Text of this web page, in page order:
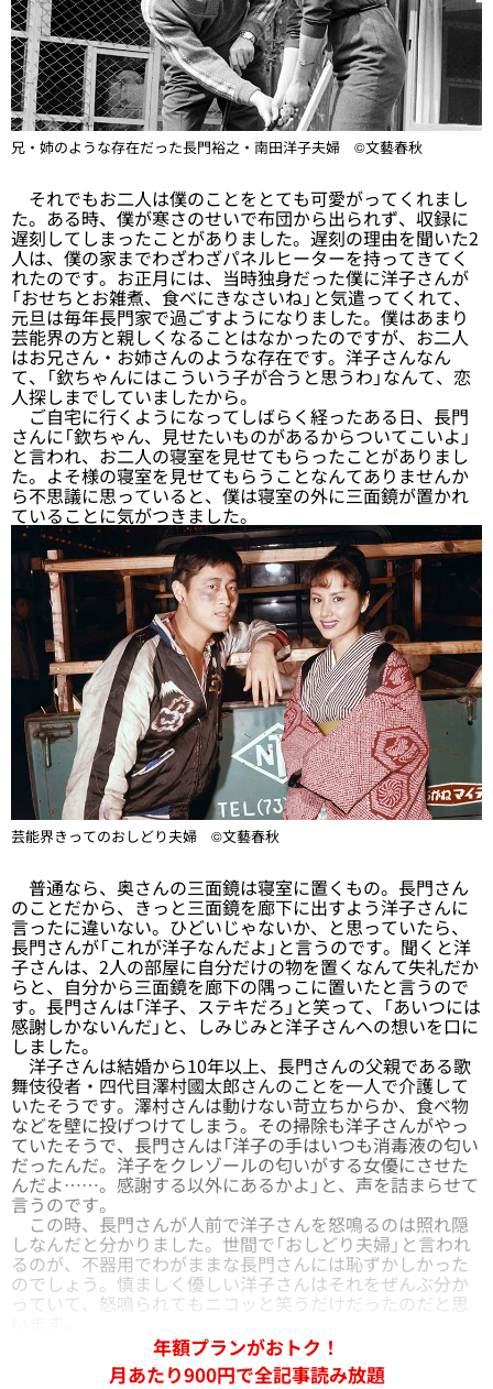
兄・姉のような存在だった長門裕之・南田洋子夫婦 ©文藝春秋
それでもお二人は僕のことをとても可愛がってくれまし
た。ある時、僕が寒さのせいで布団から出られず、収録に
遅刻してしまったことがありました。遅刻の理由を聞いた2
人は、僕の家までわざわざパネルヒーターを持ってきてく
れたのです。お正月には、当時独身だった僕に洋子さんが
「おせちとお雑煮、食べにきなさいね」と気遣ってくれて、
元旦は毎年長門家で過ごすようになりました。僕はあまり
芸能界の方と親しくなることはなかったのですが、お二人
はお兄さん・お姉さんのような存在です。洋子さんなん
て、「欽ちゃんにはこういう子が合うと思うわ」なんて、恋
人探しまでしていましたから。
ご自宅に行くようになってしばらく経ったある日、長門
さんに「欽ちゃん、見せたいものがあるからついてこいよ」
と言われ、お二人の寝室を見せてもらったことがありまし
た。よそ様の寝室を見せてもらうことなんてありませんか
ら不思議に思っていると、僕は寝室の外に三面鏡が置かれ
ていることに気がつきました。
芸能界きってのおしどり夫婦 ©文藝春秋
普通なら、奥さんの三面鏡は寝室に置くもの。長門さん
のことだから、きっと三面鏡を廊下に出すよう洋子さんに
言ったに違いない。ひどいじゃないか、と思っていたら、
長門さんが「これが洋子なんだよ」と言うのです。聞くと洋
子さんは、2人の部屋に自分だけの物を置くなんて失礼だか
らと、自分から三面鏡を廊下の隅っこに置いたと言うので
す。長門さんは「洋子、ステキだろ」と笑って、「あいつには
感謝しかないんだ」と、しみじみと洋子さんへの想いを口に
しました。
洋子さんは結婚から10年以上、長門さんの父親である歌
舞伎役者・四代目澤村國太郎さんのことを一人で介護して
いたそうです。澤村さんは動けない苛立ちからか、食べ物
などを壁に投げつけてしまう。その掃除も洋子さんがやっ
ていたそうで、長門さんは「洋子の手はいつも消毒液の匂い
だったんだ。洋子をクレゾールの匂いがする女優にさせた
んだよ……。感謝する以外にあるかよ」と、声を詰まらせて
言うのです。
この時、長門さんが人前で洋子さんを怒鳴るのは照れ隠
しなんだと分かりました。世間で「おしどり夫婦」と言われ
るのが、不器用でわがままな長門さんには恥ずかしかった
のでしょう。慎ましく優しい洋子さんはそれをぜんぶ分か
っていて、怒鳴られてもニコッと笑うだけだったのだと思
年額プランがおトク！
月あたり900円で全記事読み放題